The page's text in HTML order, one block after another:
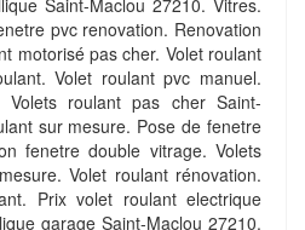
Saint-Maclou 27210. Vitres.
pvc renovation. Renovation
motorisé pas cher. Volet roulant
Volet roulant pvc manuel.
Volets roulant pas cher Saint-
sur mesure. Pose de fenetre
fenetre double vitrage. Volets
Volet roulant rénovation.
Prix volet roulant electrique
garage Saint-Maclou 27210.